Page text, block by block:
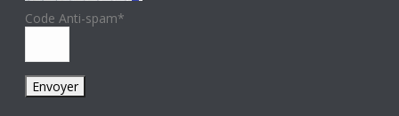
Code Anti-spam*